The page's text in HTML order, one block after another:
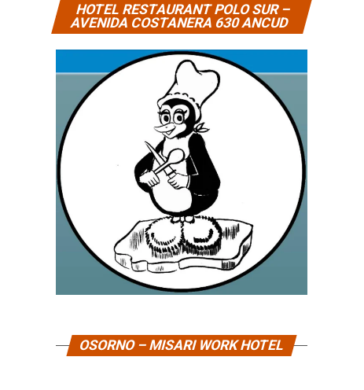
HOTEL RESTAURANT POLO SUR –
AVENIDA COSTANERA 630 ANCUD
OSORNO – MISARI WORK HOTEL